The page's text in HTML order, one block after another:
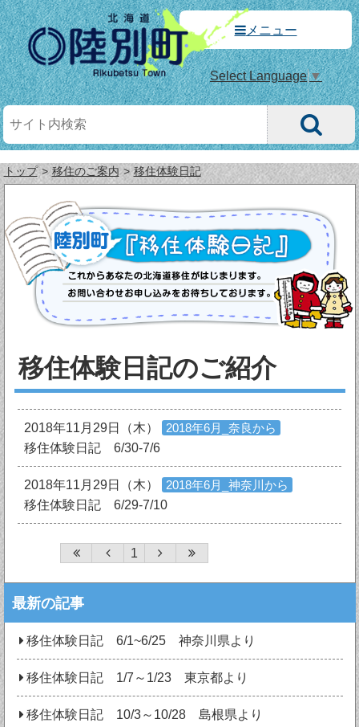
メニュー
Select Language▼
トップ 移住のご案内 移住体験日記
移住体験日記のご紹介
2018年11月29日（木）
2018年6月_奈良から
移住体験日記 6/30-7/6
2018年11月29日（木）
2018年6月_神奈川から
移住体験日記 6/29-7/10
1
最新の記事
移住体験日記 6/1~6/25 神奈川県より
移住体験日記 1/7～1/23 東京都より
移住体験日記 10/3～10/28 島根県より